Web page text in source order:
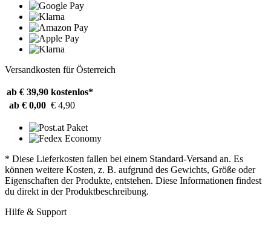
Versandkosten für Österreich
ab € 39,90 kostenlos*
ab € 0,00 € 4,90
* Diese Lieferkosten fallen bei einem Standard-Versand an. Es
können weitere Kosten, z. B. aufgrund des Gewichts, Größe oder
Eigenschaften der Produkte, entstehen. Diese Informationen findest
du direkt in der Produktbeschreibung.
Hilfe & Support